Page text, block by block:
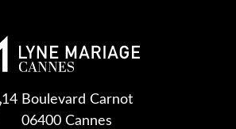
14 Boulevard Carnot
06400 Cannes